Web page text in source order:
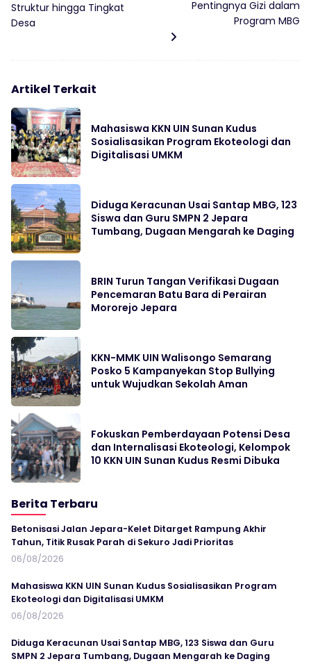
Struktur hingga Tingkat
Desa
Pentingnya Gizi dalam
Program MBG
Artikel Terkait
Mahasiswa KKN UIN Sunan Kudus
Sosialisasikan Program Ekoteologi dan
Digitalisasi UMKM
Diduga Keracunan Usai Santap MBG, 123
Siswa dan Guru SMPN 2 Jepara
Tumbang, Dugaan Mengarah ke Daging
BRIN Turun Tangan Verifikasi Dugaan
Pencemaran Batu Bara di Perairan
Mororejo Jepara
KKN-MMK UIN Walisongo Semarang
Posko 5 Kampanyekan Stop Bullying
untuk Wujudkan Sekolah Aman
Fokuskan Pemberdayaan Potensi Desa
dan Internalisasi Ekoteologi, Kelompok
10 KKN UIN Sunan Kudus Resmi Dibuka
Berita Terbaru
Betonisasi Jalan Jepara-Kelet Ditarget Rampung Akhir
Tahun, Titik Rusak Parah di Sekuro Jadi Prioritas
06/08/2026
Mahasiswa KKN UIN Sunan Kudus Sosialisasikan Program
Ekoteologi dan Digitalisasi UMKM
06/08/2026
Diduga Keracunan Usai Santap MBG, 123 Siswa dan Guru
SMPN 2 Jepara Tumbang, Dugaan Mengarah ke Daging